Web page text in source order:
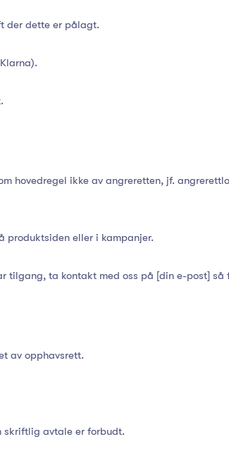
der dette er pålagt.
hovedregel ikke av angreretten, jf.
produktsiden eller i kampanjer.
tilgang, ta kontakt med oss på [din e-post] så
av opphavsrett.
skriftlig avtale er forbudt.